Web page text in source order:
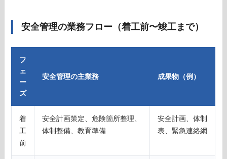
安全管理の業務フロー（着工前〜竣工まで）
フ
ェ
ー
ズ
安全管理の主業務 成果物（例）
着
工
前
安全計画策定、危険箇所整理、
体制整備、教育準備
安全計画、体制
表、緊急連絡網